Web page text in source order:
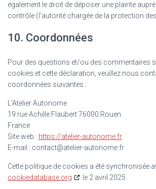
également le droit de déposer une plainte
contrôle (l’autorité chargée de la protection
10. Coordonnées
Pour des questions et/ou des commentaires
cookies et cette déclaration, veuillez nous
coordonnées suivantes :
L'Atelier Autonome
19 rue Achille Flaubert 76000 Rouen
France
Site web : https://atelier-autonome.fr
E-mail : contact@atelier-autonome.fr
Cette politique de cookies a été synchronisée
cookiedatabase.org
le 2 avril 2025.